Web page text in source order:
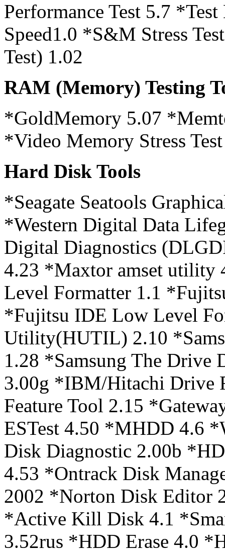
Performance Test 5.7
Speed1.0 *S&M Stress
Test) 1.02
RAM (Memory) Testing
*GoldMemory 5.07
*Video Memory Stress
Hard Disk Tools
*Seagate Seatools
*Western Digital Data
Digital Diagnostics
4.23 *Maxtor amset
Level Formatter 1.1
*Fujitsu IDE Low Level
Utility(HUTIL) 2.10
1.28 *Samsung The
3.00g *IBM/Hitachi Drive
Feature Tool 2.15
ESTest 4.50 *MHDD 4.6
Disk Diagnostic 2.00b
4.53 *Ontrack Disk
2002 *Norton Disk Editor
*Active Kill Disk 4.1
3.52rus *HDD Erase 4.0